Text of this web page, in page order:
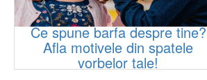
Ce spune barfa despre tine?
Afla motivele din spatele
vorbelor tale!